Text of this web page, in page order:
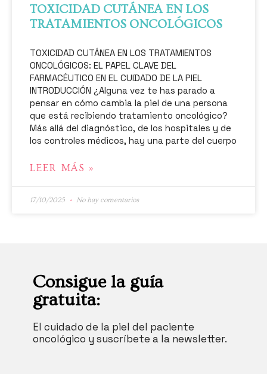
TOXICIDAD CUTÁNEA EN LOS
TRATAMIENTOS ONCOLÓGICOS
TOXICIDAD CUTÁNEA EN LOS TRATAMIENTOS
ONCOLÓGICOS: EL PAPEL CLAVE DEL
FARMACÉUTICO EN EL CUIDADO DE LA PIEL
INTRODUCCIÓN ¿Alguna vez te has parado a
pensar en cómo cambia la piel de una persona
que está recibiendo tratamiento oncológico?
Más allá del diagnóstico, de los hospitales y de
los controles médicos, hay una parte del cuerpo
LEER MÁS »
17/10/2025 No hay comentarios
Consigue la guía
gratuita:
El cuidado de la piel del paciente
oncológico y suscríbete a la newsletter.